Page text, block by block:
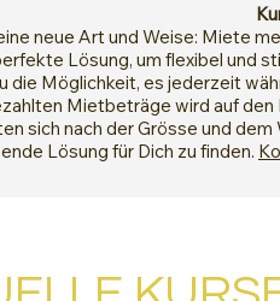
neue Art und Weise: Miete
Lösung, um flexibel und
die Möglichkeit, es jederzeit
Mietbeträge wird auf den
sich nach der Grösse und
Lösung für Dich zu finden.